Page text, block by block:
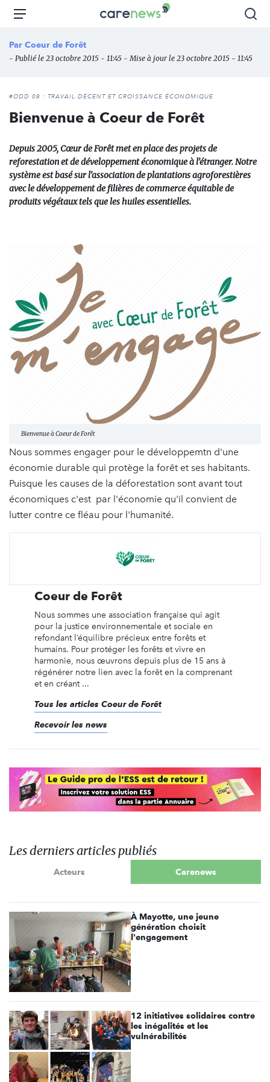
Aller
principal
Carenews,
des
l'engagement
Menu
Par Coeur de Forêt
- Publié le 23 octobre 2015 - 11:45 - Mise à jour le 23 octobre 2015 - 11:45
#ODD 08 : TRAVAIL DÉCENT ET CROISSANCE ÉCONOMIQUE
Bienvenue à Coeur de Forêt
Depuis 2005, Cœur de Forêt met en place des projets de
reforestation et de développement économique à l’étranger. Notre
système est basé sur l’association de plantations agroforestières
avec le développement de filières de commerce équitable de
produits végétaux tels que les huiles essentielles.
Bienvenue à Coeur de Forêt
Nous sommes engager pour le développemtn d'une
économie durable qui protège la forêt et ses habitants.
Puisque les causes de la déforestation sont avant tout
économiques c'est par l'économie qu'il convient de
lutter contre ce fléau pour l'humanité.
Coeur de Forêt
Nous sommes une association française qui agit
pour la justice environnementale et sociale en
refondant l’équilibre précieux entre forêts et
humains. Pour protéger les forêts et vivre en
harmonie, nous œuvrons depuis plus de 15 ans à
régénérer notre lien avec la forêt en la comprenant
et en créant ...
Tous les articles Coeur de Forêt
Recevoir les news
Les derniers articles publiés
Acteurs Carenews
À Mayotte, une jeune
génération choisit
l'engagement
12 initiatives solidaires contre
les inégalités et les
vulnérabilités